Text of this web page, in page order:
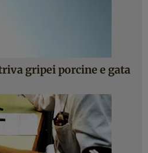
gripei porcine e gata